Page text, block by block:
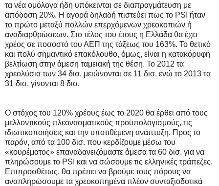
τα νέα ομόλογα ήδη υπόκεινται σε διαπραγμάτευση με
απόδοση 20%. Η αγορά δηλαδή πιστεύει πως το PSI ήταν
το πρώτο μεταξύ πολλών επερχόμενων χρεοκοπιών ή
αναδιαρθρώσεων. Στο τέλος του έτους η Ελλάδα θα έχει
χρέος σε ποσοστό του ΑΕΠ της τάξεως του 163%. Το θετικό
και πολύ σημαντικό επακόλουθο, όμως, είναι η κατακόρυφη
βελτίωση στην άμεση ταμειακή της θέση. Το 2012 τα
χρεολύσια των 34 δισ. μειώνονται σε 11 δισ. ενώ το 2013 τα
31 δισ. γίνονται 8 δισ.
Ο στόχος του 120% χρέους έως το 2020 θα έρθει από τους
μελλοντικούς πλεονασματικούς προϋπολογισμούς, τις
ιδιωτικοποιήσεις και την υποτιθέμενη ανάπτυξη. Προς το
παρόν, από τα 100 δισ. που κερδίζουμε μέσω του
«κουρέματος» επαναδανειζόμαστε άμεσα τα 60 δισ. για να
πληρώσουμε το PSI και να σώσουμε τις ελληνικές τράπεζες.
Επιπροσθέτως, θα πρέπει να βρούμε τους πόρους να
αναπληρώσουμε τα χρεοκοπημένα πλέον συνταξιοδοτικά